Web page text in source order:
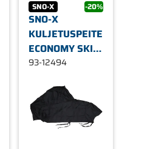
SNO-X -20%
SNO-X
KULJETUSPEITE
ECONOMY SKI-
DOO
93-12494